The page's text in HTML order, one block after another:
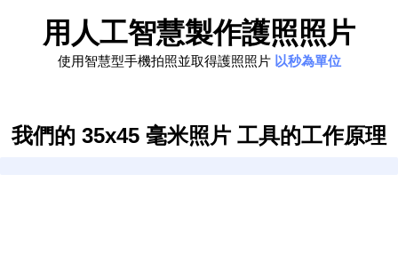
用人工智慧製作護​​照照片
使用智慧型手機拍照並取得護照照片 以秒為單位
我們的 35x45 毫米照片 工具的工作原理